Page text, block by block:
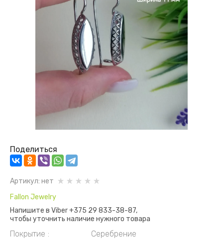
Поделиться
Артикул: нет
Fallon Jewelry
Напишите в Viber +375 29 833-38-87,
чтобы уточнить наличие нужного товара
Покрытие
Серебрение